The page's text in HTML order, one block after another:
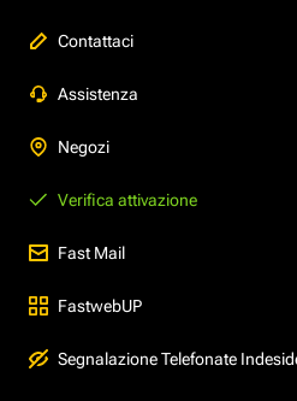
Contattaci
Assistenza
Negozi
Verifica attivazione
Fast Mail
FastwebUP
Segnalazione Telefonate